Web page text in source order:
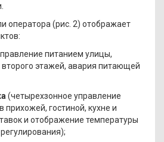
оператора (рис. 2) отображает
питанием улицы,
этажей, авария питающей
(четырехзонное управление
прихожей, гостиной, кухне и
и отображение температуры